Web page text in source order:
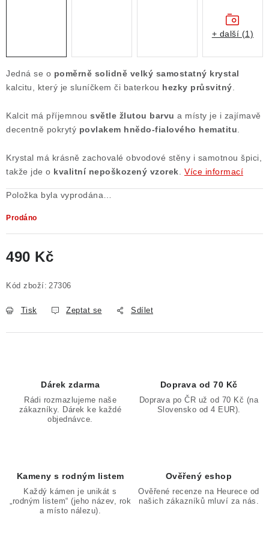
Ochrana osobních údajů
Formulář pro uplatnění reklamace
Poučení o právu na odstoupení od smlouvy
Jedná se o poměrně solidně velký samostatný krystal
kalcitu, který je sluníčkem či baterkou hezky průsvitný
Kalcit má příjemnou světle žlutou barvu a místy je i zajímavě
decentně pokrytý povlakem hnědo-fialového hematitu
Krystal má krásně zachovalé obvodové stěny i samotnou špici,
takže jde o kvalitní nepoškozený vzorek Více informací
Položka byla vyprodána…
Prodáno
490 Kč
Kód zboží: 27306
Tisk Zeptat se Sdílet
+ další (1)
Dárek zdarma
Rádi rozmazlujeme naše
zákazníky. Dárek ke každé
objednávce.
Doprava od 70 Kč
Doprava po ČR už od 70 Kč (na
Slovensko od 4 EUR).
Kameny s rodným listem
Každý kámen je unikát s
„rodným listem“ (jeho název, rok
a místo nálezu).
Ověřený eshop
Ověřené recenze na Heurece od
našich zákazníků mluví za nás.